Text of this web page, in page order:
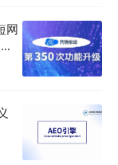
容，选择一个图
一分类的所有
行个人介绍的
网